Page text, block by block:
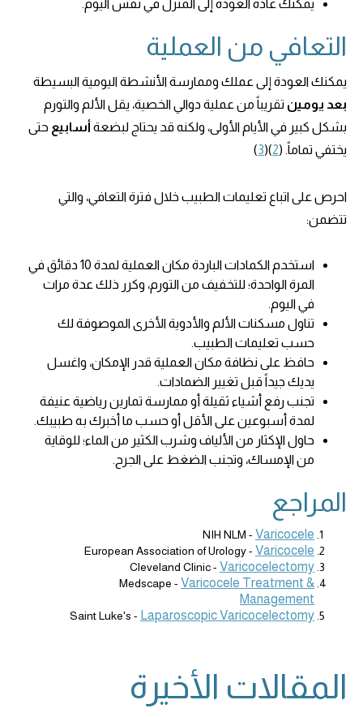
يمكنك عادة العودة إلى المنزل في نفس اليوم.
التعافي من العملية
يمكنك العودة إلى عملك وممارسة الأنشطة اليومية البسيطة
بعد يومين تقريباً من عملية دوالي الخصية، يقل الألم والتورم
بشكل كبير في الأيام الأولى، ولكنه قد يحتاج لبضعة أسابيع حتى
يختفي تماماً. (2
)(
3
)
احرص على اتباع تعليمات الطبيب خلال فترة التعافي، والتي
تتضمن:
استخدم الكمادات الباردة مكان العملية لمدة 10 دقائق في
المرة الواحدة؛ للتخفيف من التورم، وكرر ذلك عدة مرات
في اليوم.
تناول مسكنات الألم والأدوية الأخرى الموصوفة لك
حسب تعليمات الطبيب.
حافظ على نظافة مكان العملية قدر الإمكان، واغسل
يديك جيداً قبل تغيير الضمادات.
تجنب رفع أشياء ثقيلة أو ممارسة تمارين رياضية عنيفة
لمدة أسبوعين على الأقل أو حسب ما أخبرك به طبيبك.
حاول الإكثار من الألياف وشرب الكثير من الماء؛ للوقاية
من الإمساك، وتجنب الضغط على الجرح.
المراجع
NIH NLM - Varicocele
European Association of Urology - Varicocele
Cleveland Clinic - Varicocelectomy
Medscape - Varicocele Treatment &
Management
Saint Luke's - Laparoscopic Varicocelectomy
المقالات الأخيرة